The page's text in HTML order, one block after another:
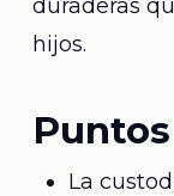
duraderas
hijos.
La